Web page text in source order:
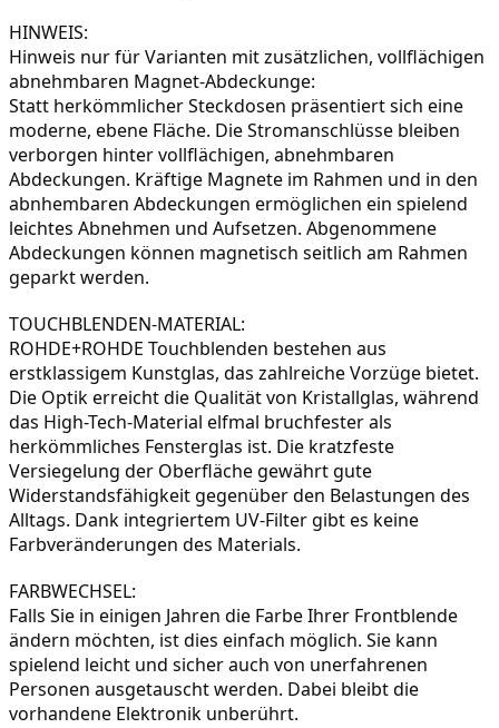
HINWEIS:
Hinweis nur für Varianten mit zusätzlichen, vollflächigen
abnehmbaren Magnet-Abdeckunge:
Statt herkömmlicher Steckdosen präsentiert sich eine
moderne, ebene Fläche. Die Stromanschlüsse bleiben
verborgen hinter vollflächigen, abnehmbaren
Abdeckungen. Kräftige Magnete im Rahmen und in den
abnhembaren Abdeckungen ermöglichen ein spielend
leichtes Abnehmen und Aufsetzen. Abgenommene
Abdeckungen können magnetisch seitlich am Rahmen
geparkt werden.
ROHDE+ROHDE Touchblenden bestehen aus
erstklassigem Kunstglas, das zahlreiche Vorzüge bietet.
Die Optik erreicht die Qualität von Kristallglas, während
das High-Tech-Material elfmal bruchfester als
herkömmliches Fensterglas ist. Die kratzfeste
Versiegelung der Oberfläche gewährt gute
Widerstandsfähigkeit gegenüber den Belastungen des
Alltags. Dank integriertem UV-Filter gibt es keine
Farbveränderungen des Materials.
Falls Sie in einigen Jahren die Farbe Ihrer Frontblende
ändern möchten, ist dies einfach möglich. Sie kann
spielend leicht und sicher auch von unerfahrenen
Personen ausgetauscht werden. Dabei bleibt die
vorhandene Elektronik unberührt.